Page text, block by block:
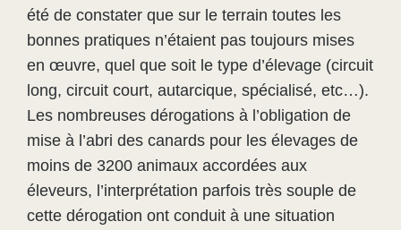
été de constater que sur le terrain toutes les
bonnes pratiques n’étaient pas toujours mises
en œuvre, quel que soit le type d’élevage (circuit
long, circuit court, autarcique, spécialisé, etc…).
Les nombreuses dérogations à l’obligation de
mise à l’abri des canards pour les élevages de
moins de 3200 animaux accordées aux
éleveurs, l’interprétation parfois très souple de
cette dérogation ont conduit à une situation